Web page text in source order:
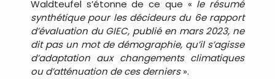
Waldteufel s’étonne de ce que « le résumé
synthétique pour les décideurs du 6e rapport
d’évaluation du GIEC, publié en mars 2023, ne
dit pas un mot de démographie, qu’il s’agisse
d’adaptation aux changements climatiques
ou d’atténuation de ces derniers».